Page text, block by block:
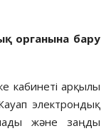
органына бару
кабинеті арқылы
электрондық
және заңды